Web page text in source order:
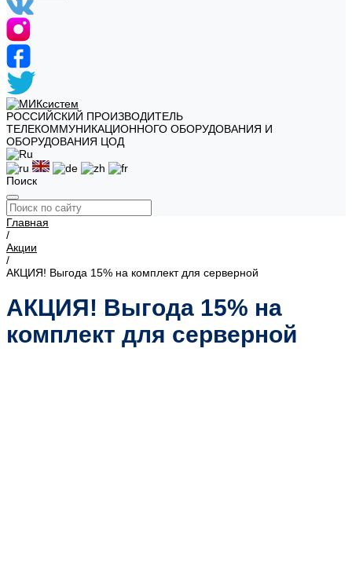
РОССИЙСКИЙ ПРОИЗВОДИТЕЛЬ
ТЕЛЕКОММУНИКАЦИОННОГО ОБОРУДОВАНИЯ И
ОБОРУДОВАНИЯ ЦОД
Поиск
Главная
/
Акции
/
АКЦИЯ! Выгода 15% на комплект для серверной
АКЦИЯ! Выгода 15% на
комплект для серверной